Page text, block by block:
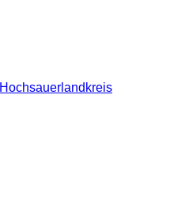
Hochsauerlandkreis